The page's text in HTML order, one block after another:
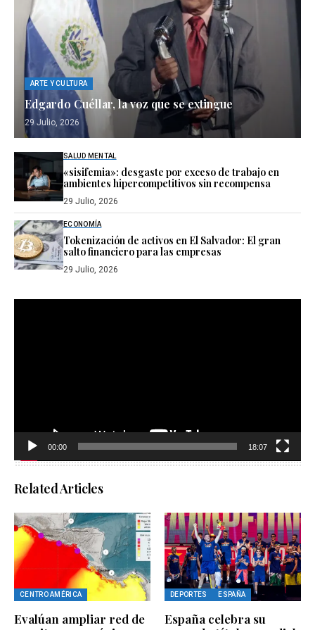
ARTE Y CULTURA
Edgardo Cuéllar, la voz que se extingue
29 Julio, 2026
SALUD MENTAL
«sisifemia»: desgaste por exceso de trabajo en
ambientes hipercompetitivos sin recompensa
29 Julio, 2026
ECONOMÍA
Tokenización de activos en El Salvador: El gran
salto financiero para las empresas
29 Julio, 2026
00:00 18:07
Related Articles
CENTRO AMÉRICA
Evalúan ampliar red de
DEPORTES ESPAÑA
España celebra su